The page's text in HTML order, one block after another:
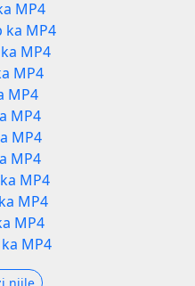
MP4
ka MP4
MP4
MP4
MP4
MP4
MP4
MP4
MP4
MP4
MP4
MP4